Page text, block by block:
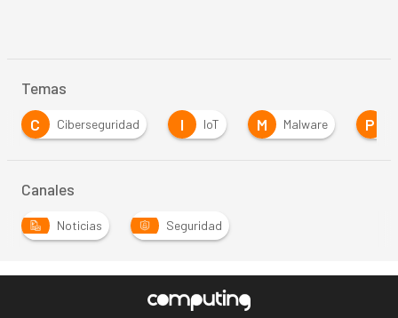
Temas
C
Ciberseguridad I IoT M Malware P
Canales
Noticias Seguridad